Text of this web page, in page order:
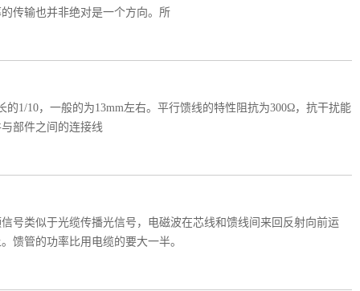
传输也并非绝对是一个方向。所
1/10，一般的为13mm左右。平行馈线的特性阻抗为300Ω，抗干扰能
部件之间的连接线
号类似于光缆传播光信号，电磁波在芯线和馈线间来回反射向前运
馈管的功率比用电缆的要大一半。